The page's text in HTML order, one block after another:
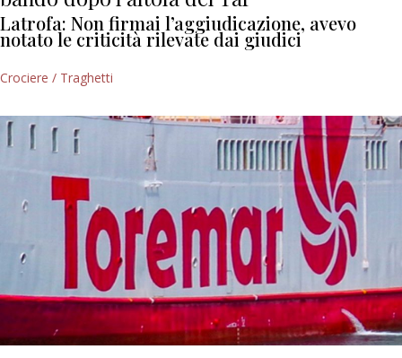
Latrofa: Non firmai l’aggiudicazione, avevo
notato le criticità rilevate dai giudici
Crociere / Traghetti